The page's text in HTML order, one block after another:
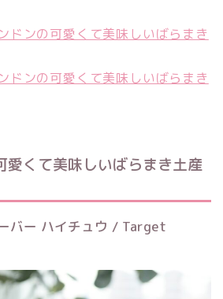
ドンの可愛くて美味しいばらまき
ドンの可愛くて美味しいばらまき
愛くて美味しいばらまき土産
バー ハイチュウ / Target